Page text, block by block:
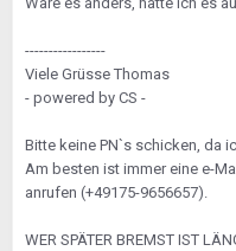
-----------------
Viele Grüsse Thomas
- powered by CS -
Bitte keine PN`s schicken, da
Am besten ist immer eine e-
anrufen (+49175-9656657).
WER SPÄTER BREMST IST